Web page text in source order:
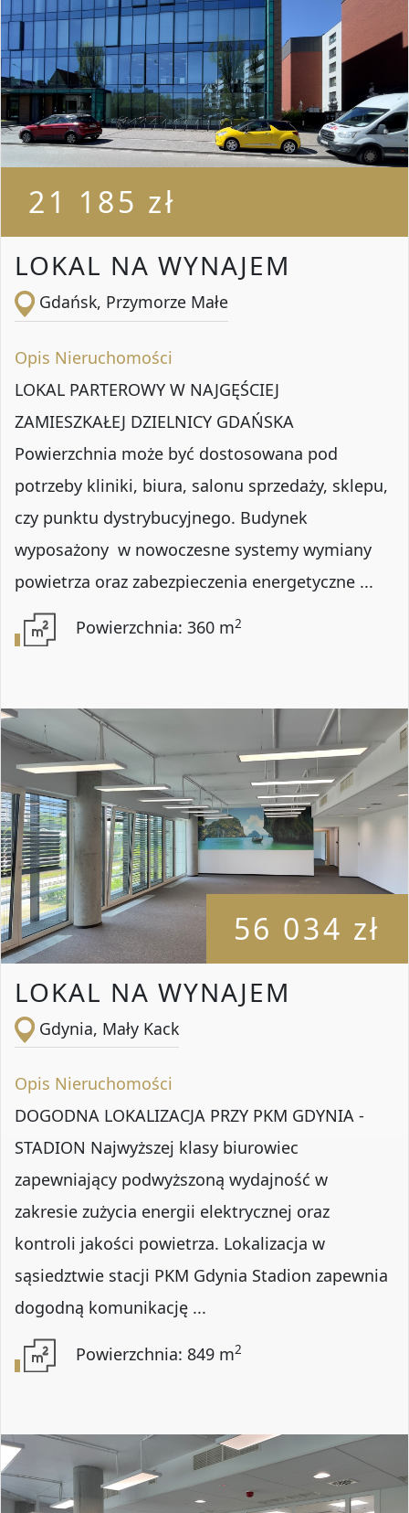
21 185 zł
LOKAL NA WYNAJEM
Gdańsk, Przymorze Małe
Opis Nieruchomości
LOKAL PARTEROWY W NAJGĘŚCIEJ
ZAMIESZKAŁEJ DZIELNICY GDAŃSKA
Powierzchnia może być dostosowana pod
potrzeby kliniki, biura, salonu sprzedaży, sklepu,
czy punktu dystrybucyjnego. Budynek
wyposażony w nowoczesne systemy wymiany
powietrza oraz zabezpieczenia energetyczne ...
Powierzchnia: 360 m2
56 034 zł
LOKAL NA WYNAJEM
Gdynia, Mały Kack
Opis Nieruchomości
DOGODNA LOKALIZACJA PRZY PKM GDYNIA -
STADION Najwyższej klasy biurowiec
zapewniający podwyższoną wydajność w
zakresie zużycia energii elektrycznej oraz
kontroli jakości powietrza. Lokalizacja w
sąsiedztwie stacji PKM Gdynia Stadion zapewnia
dogodną komunikację ...
Powierzchnia: 849 m2